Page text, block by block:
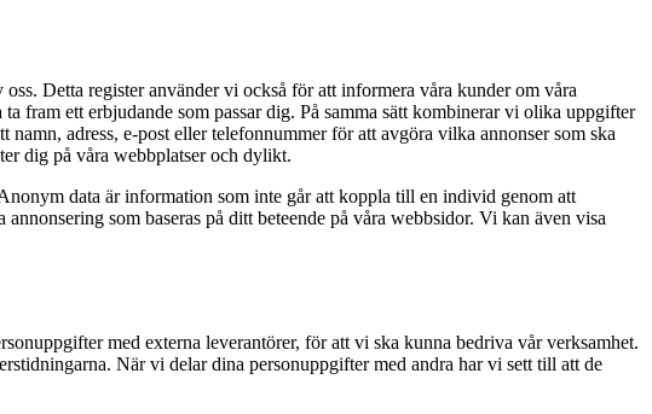
Detta register använder vi också för att informera våra kunder om våra
ett erbjudande som passar dig. På samma sätt kombinerar vi olika uppgifter
adress, e-post eller telefonnummer för att avgöra vilka annonser som ska
dig på våra webbplatser och dylikt.
data är information som inte går att koppla till en individ genom att
som baseras på ditt beteende på våra webbsidor. Vi kan även visa
med externa leverantörer, för att vi ska kunna bedriva vår verksamhet.
När vi delar dina personuppgifter med andra har vi sett till att de